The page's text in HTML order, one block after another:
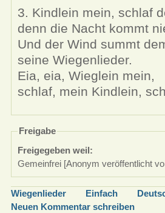
3. Kindlein mein, schlaf
denn die Nacht kommt
Und der Wind summt
seine Wiegenlieder.
Eia, eia, Wieglein mein,
schlaf, mein Kindlein,
Freigabe
Freigegeben weil:
Gemeinfrei [Anonym veröffentlicht
Wiegenlieder Einfach
Neuen Kommentar schreiben